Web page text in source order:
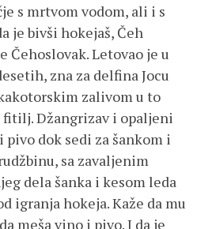
s mrtvom vodom, ali i s
je bivši hokejaš, Čeh
Čehoslovak. Letovao je u
zna za delfina Jocu
zalivom u to
fitilj. Džangrizav i opaljeni
dok sedi za šankom i
sa zavaljenim
dela šanka i kesom leda
igranja hokeja. Kaže da mu
meša vino i pivo. I da je